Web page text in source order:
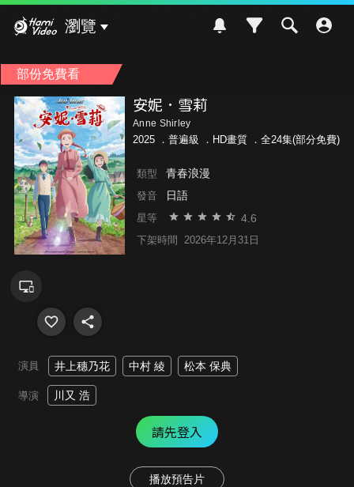
瀏覽
部份免費看
安妮．雪莉
Anne Shirley
2025 ． 普遍級 ．HD畫質 ．全24集(部分免費)
類型 青春浪漫
發音 日語
星等 4.6
下架時間 2026年12月31日
演員 井上穗乃花 中村 綾 松本 保典
導演 川又 浩
請先登入
播放預告片